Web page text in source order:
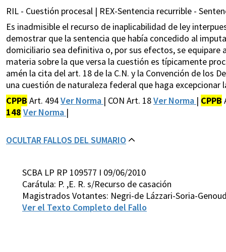
RIL - Cuestión procesal | REX-Sentencia recurrible -
Es inadmisible el recurso de inaplicabilidad de ley
demostrar que la sentencia que había concedido al
domiciliario sea definitiva o, por sus efectos, se equipare
materia sobre la que versa la cuestión es típicamente
amén la cita del art. 18 de la C.N. y la Convención de los
una cuestión de naturaleza federal que haga excepcionar
CPPB Art. 494Ver Norma | CON Art. 18Ver Norma | CPPB
148 Ver Norma |
OCULTAR FALLOS DEL SUMARIO
SCBA LP RP 109577 I 09/06/2010
Carátula: P. ,E. R. s/Recurso de casación
Magistrados Votantes: Negri-de Lázzari-Soria-
Ver el Texto Completo del Fallo